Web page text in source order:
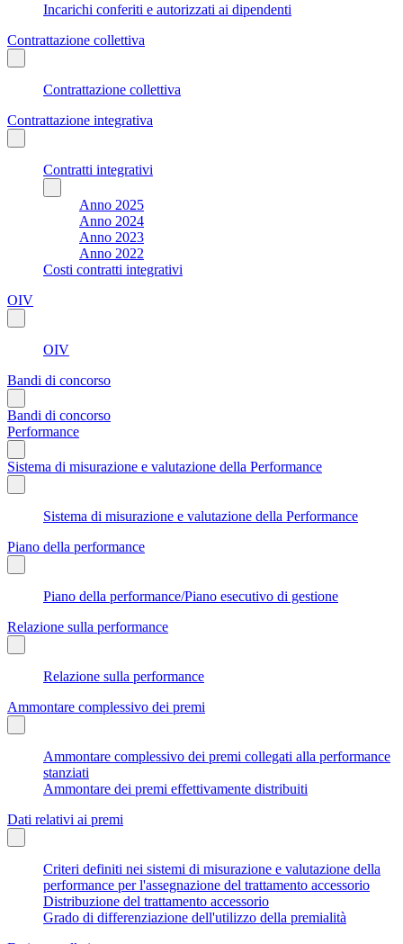
Incarichi conferiti e autorizzati ai dipendenti
Contrattazione collettiva
Contrattazione collettiva
Contrattazione integrativa
Contratti integrativi
Anno 2025
Anno 2024
Anno 2023
Anno 2022
Costi contratti integrativi
OIV
OIV
Bandi di concorso
Bandi di concorso
Performance
Sistema di misurazione e valutazione della Performance
Sistema di misurazione e valutazione della Performance
Piano della performance
Piano della performance/Piano esecutivo di gestione
Relazione sulla performance
Relazione sulla performance
Ammontare complessivo dei premi
Ammontare complessivo dei premi collegati alla performance
stanziati
Ammontare dei premi effettivamente distribuiti
Dati relativi ai premi
Criteri definiti nei sistemi di misurazione e valutazione della
performance per l'assegnazione del trattamento accessorio
Distribuzione del trattamento accessorio
Grado di differenziazione dell'utilizzo della premialità